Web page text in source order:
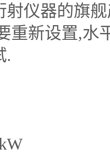
射仪器的旗
重新设置,水
.